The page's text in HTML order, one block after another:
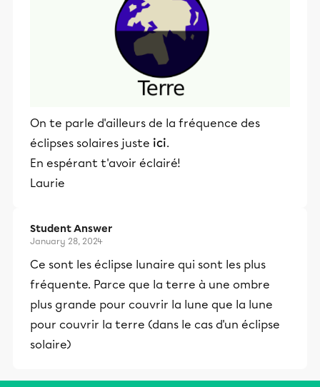
On te parle d'ailleurs de la fréquence des
éclipses solaires juste ici.
En espérant t'avoir éclairé!
Laurie
Student Answer
January 28, 2024
Ce sont les éclipse lunaire qui sont les plus
fréquente. Parce que la terre à une ombre
plus grande pour couvrir la lune que la lune
pour couvrir la terre (dans le cas d'un éclipse
solaire)